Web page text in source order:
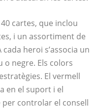
cartes, que inclou
i un assortiment de
heroi s’associa un
o negre. Els colors
El vermell
en el suport i el
controlar el consell